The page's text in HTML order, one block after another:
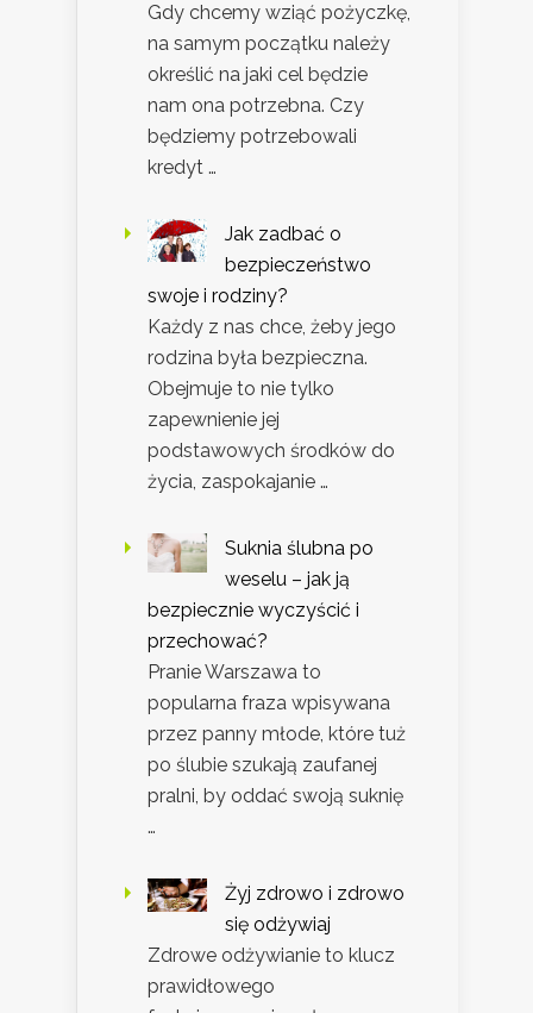
Gdy chcemy wziąć pożyczkę,
na samym początku należy
określić na jaki cel będzie
nam ona potrzebna. Czy
będziemy potrzebowali
kredyt …
Jak zadbać o
bezpieczeństwo
swoje i rodziny?
Każdy z nas chce, żeby jego
rodzina była bezpieczna.
Obejmuje to nie tylko
zapewnienie jej
podstawowych środków do
życia, zaspokajanie …
Suknia ślubna po
weselu – jak ją
bezpiecznie wyczyścić i
przechować?
Pranie Warszawa to
popularna fraza wpisywana
przez panny młode, które tuż
po ślubie szukają zaufanej
pralni, by oddać swoją suknię
…
Żyj zdrowo i zdrowo
się odżywiaj
Zdrowe odżywianie to klucz
prawidłowego